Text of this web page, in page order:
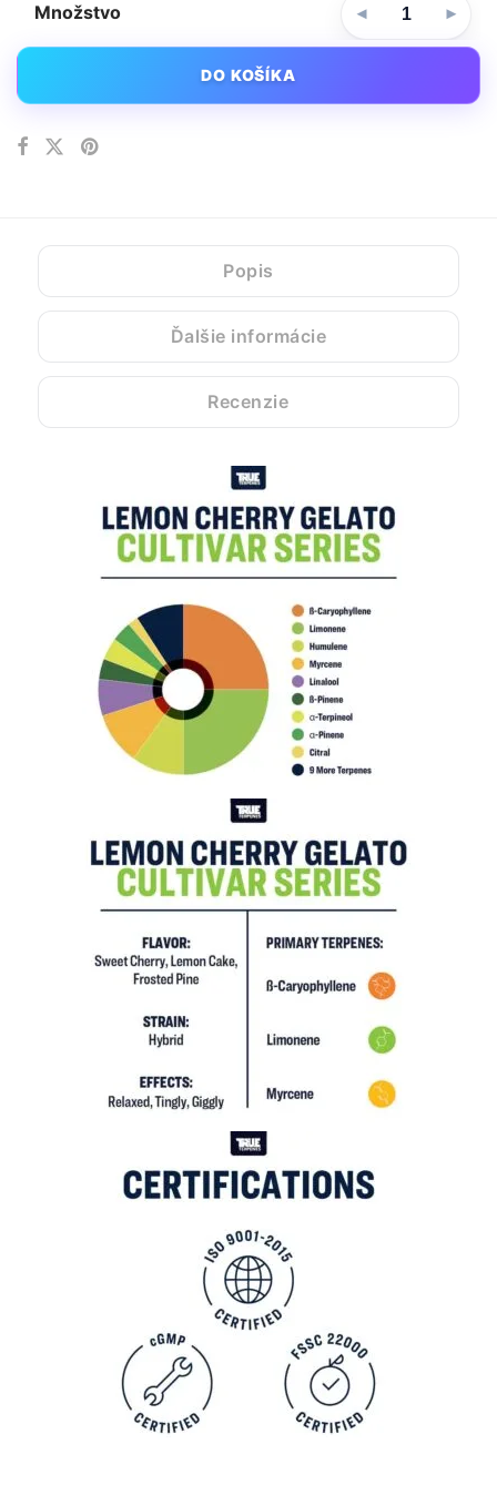
Množstvo
DO KOŠÍKA
Popis
Ďalšie informácie
Recenzie